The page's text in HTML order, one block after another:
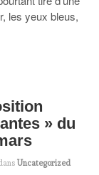
les yeux bleus,
» du
Uncategorized